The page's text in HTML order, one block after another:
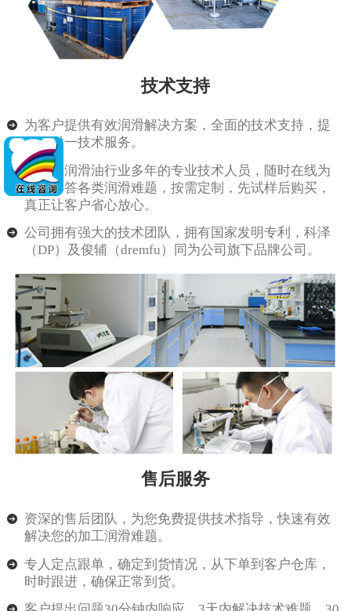
技术支持
为客户提供有效润滑解决方案，全面的技术支持，提
供一对一技术服务。
由从事润滑油行业多年的专业技术人员，随时在线为
客户解答各类润滑难题，按需定制，先试样后购买，
真正让客户省心放心。
公司拥有强大的技术团队，拥有国家发明专利，科泽
（DP）及俊辅（dremfu）同为公司旗下品牌公司。
售后服务
资深的售后团队，为您免费提供技术指导，快速有效
解决您的加工润滑难题。
专人定点跟单，确定到货情况，从下单到客户仓库，
时时跟进，确保正常到货。